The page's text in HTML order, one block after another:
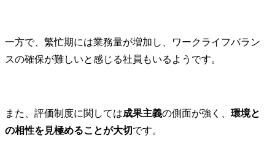
一方で、繁忙期には業務量が増加し、ワークライフバラン
スの確保が難しいと感じる社員もいるようです。
​また、評価制度に関しては成果主義の側面が強く、 環境と
の相性を見極めることが大切です。​